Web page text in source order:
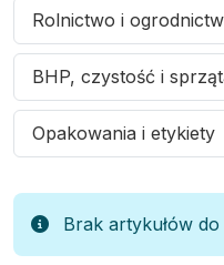
Rolnictwo i
BHP, czystość i
Opakowania i etykiety
Brak artykułów